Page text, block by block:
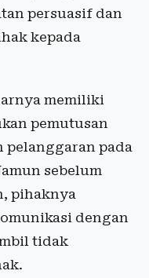
persuasif dan
kepada
memiliki
pemutusan
pelanggaran pada
sebelum
pihaknya
dengan
tidak